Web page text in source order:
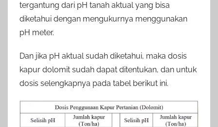
tergantung dari pH tanah aktual yang bisa
diketahui dengan mengukurnya menggunakan
pH meter.
Dan jika pH aktual sudah diketahui, maka dosis
kapur dolomit sudah dapat ditentukan, dan untuk
dosis selengkapnya pada tabel berikut ini.